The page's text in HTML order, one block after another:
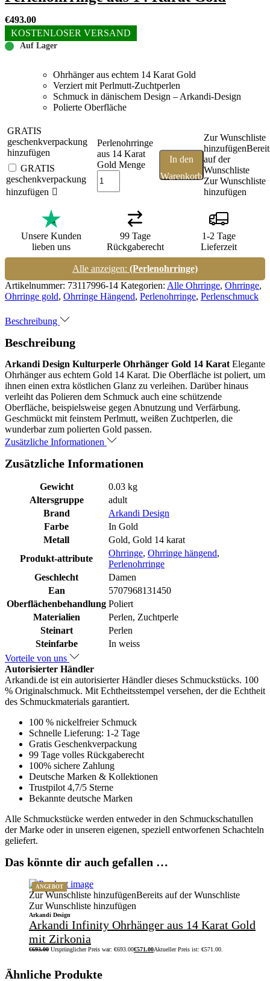
€493.00
KOSTENLOSER VERSAND
Auf Lager
Ohrhänger aus echtem 14 Karat Gold
Verziert mit Perlmutt-Zuchtperlen
Schmuck in dänischem Design – Arkandi-Design
Polierte Oberfläche
GRATIS
geschenkverpackung
hinzufügen
GRATIS
geschenkverpackung
hinzufügen
Perlenohrringe
aus 14 Karat
Gold Menge
In den
Warenkorb
Zur Wunschliste
hinzufügen
auf der
Wunschliste
Zur Wunschliste
hinzufügen
Unsere Kunden
lieben uns
99 Tage
Rückgaberecht
1-2 Tage
Lieferzeit
Alle anzeigen: (Perlenohrringe)
Artikelnummer: 73117996-14 Kategorien: Alle Ohrringe, Ohrringe,
Ohrringe gold, Ohrringe Hängend, Perlenohrringe, Perlenschmuck
Beschreibung
Beschreibung
Arkandi Design Kulturperle Ohrhänger Gold 14 Karat Elegante
Ohrhänger aus echtem Gold 14 Karat. Die Oberfläche ist poliert, um
ihnen einen extra köstlichen Glanz zu verleihen. Darüber hinaus
verleiht das Polieren dem Schmuck auch eine schützende
Oberfläche, beispielsweise gegen Abnutzung und Verfärbung.
Geschmückt mit feinstem Perlmutt, weißen Zuchtperlen, die
wunderbar zum polierten Gold passen.
Zusätzliche Informationen
Zusätzliche Informationen
Gewicht
0.03 kg
Altersgruppe
adult
Brand
Arkandi Design
Farbe
In Gold
Metall
Gold, Gold 14 karat
Produkt-attribute
Ohrringe, Ohrringe hängend,
Perlenohrringe
Geschlecht
Damen
Ean
5707968131450
Oberflächenbehandlung Poliert
Materialien
Perlen, Zuchtperle
Steinart
Perlen
Steinfarbe
In weiss
Vorteile von uns
Autorisierter Händler
Arkandi.de ist ein autorisierter Händler dieses Schmuckstücks. 100
% Originalschmuck. Mit Echtheitsstempel versehen, der die Echtheit
des Schmuckmaterials garantiert.
100 % nickelfreier Schmuck
Schnelle Lieferung: 1-2 Tage
Gratis Geschenkverpackung
99 Tage volles Rückgaberecht
100% sichere Zahlung
Deutsche Marken & Kollektionen
Trustpilot 4,7/5 Sterne
Bekannte deutsche Marken
Alle Schmuckstücke werden entweder in den Schmuckschatullen
der Marke oder in unseren eigenen, speziell entworfenen Schachteln
geliefert.
Das könnte dir auch gefallen …
ANGEBOT
Zur Wunschliste hinzufügenBereits auf der Wunschliste
Zur Wunschliste hinzufügen
Arkandi Design
Arkandi Infinity Ohrhänger aus 14 Karat Gold
mit Zirkonia
€693.00 Ursprünglicher Preis war: €693.00€571.00Aktueller Preis ist: €571.00.
Ähnliche Produkte